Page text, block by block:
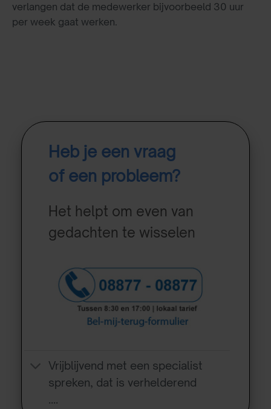
verlangen dat de medewerker bijvoorbeeld 30 uur
per week gaat werken.
Heb je een vraag
of een probleem?
Het helpt om even van
gedachten te wisselen
Vrijblijvend met een specialist
spreken, dat is verhelderend
….